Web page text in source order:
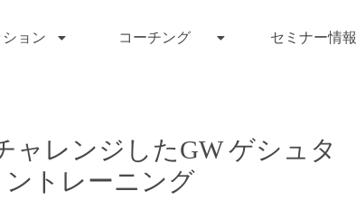
ョン コーチング セミナー情報
ャレンジしたGW ゲシュタ
トレーニング